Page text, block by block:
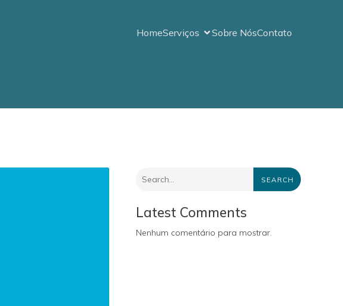
HomeServiços Sobre NósContato
SEARCH
Latest Comments
Nenhum comentário para mostrar.